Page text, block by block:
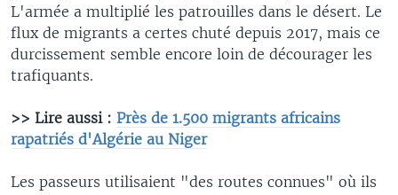
L'armée a multiplié les patrouilles dans le désert. Le
flux de migrants a certes chuté depuis 2017, mais ce
durcissement semble encore loin de décourager les
trafiquants.
>> Lire aussi : Près de 1.500 migrants africains
rapatriés d'Algérie au Niger
Les passeurs utilisaient "des routes connues" où ils